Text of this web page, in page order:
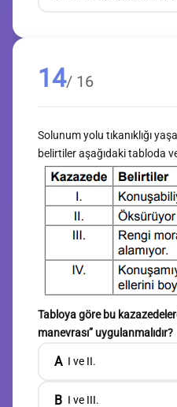
14/ 16
Solunum yolu tıkanıklığı
belirtiler aşağıdaki tabloda
Tabloya göre bu
manevrası” uygulanmalıdır?
A I ve II.
B I ve III.